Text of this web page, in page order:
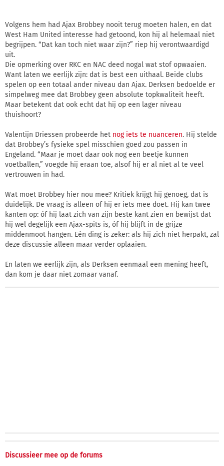
Volgens hem had Ajax Brobbey nooit terug moeten halen, en dat
West Ham United interesse had getoond, kon hij al helemaal niet
begrijpen. “Dat kan toch niet waar zijn?” riep hij verontwaardigd
uit.
Die opmerking over RKC en NAC deed nogal wat stof opwaaien.
Want laten we eerlijk zijn: dat is best een uithaal. Beide clubs
spelen op een totaal ander niveau dan Ajax. Derksen bedoelde er
simpelweg mee dat Brobbey geen absolute topkwaliteit heeft.
Maar betekent dat ook echt dat hij op een lager niveau
thuishoort?
Valentijn Driessen probeerde het nog iets te nuanceren. Hij stelde
dat Brobbey’s fysieke spel misschien goed zou passen in
Engeland. “Maar je moet daar ook nog een beetje kunnen
voetballen,” voegde hij eraan toe, alsof hij er al niet al te veel
vertrouwen in had.
Wat moet Brobbey hier nou mee? Kritiek krijgt hij genoeg, dat is
duidelijk. De vraag is alleen of hij er iets mee doet. Hij kan twee
kanten op: óf hij laat zich van zijn beste kant zien en bewijst dat
hij wel degelijk een Ajax-spits is, óf hij blijft in de grijze
middenmoot hangen. Eén ding is zeker: als hij zich niet herpakt, zal
deze discussie alleen maar verder oplaaien.
En laten we eerlijk zijn, als Derksen eenmaal een mening heeft,
dan kom je daar niet zomaar vanaf.
Discussieer mee op de forums